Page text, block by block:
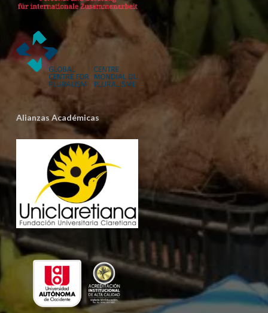
Alianzas Académicas